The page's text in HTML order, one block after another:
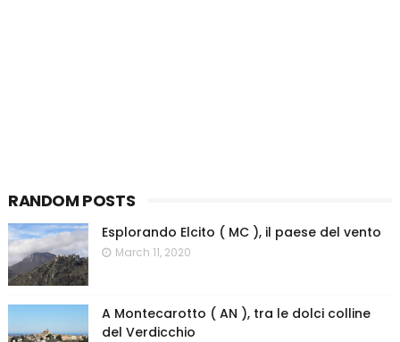
RANDOM POSTS
Esplorando Elcito ( MC ), il paese del vento
March 11, 2020
A Montecarotto ( AN ), tra le dolci colline
del Verdicchio